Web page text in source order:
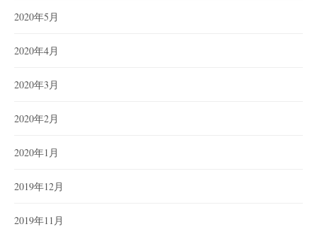
2020年5月
2020年4月
2020年3月
2020年2月
2020年1月
2019年12月
2019年11月